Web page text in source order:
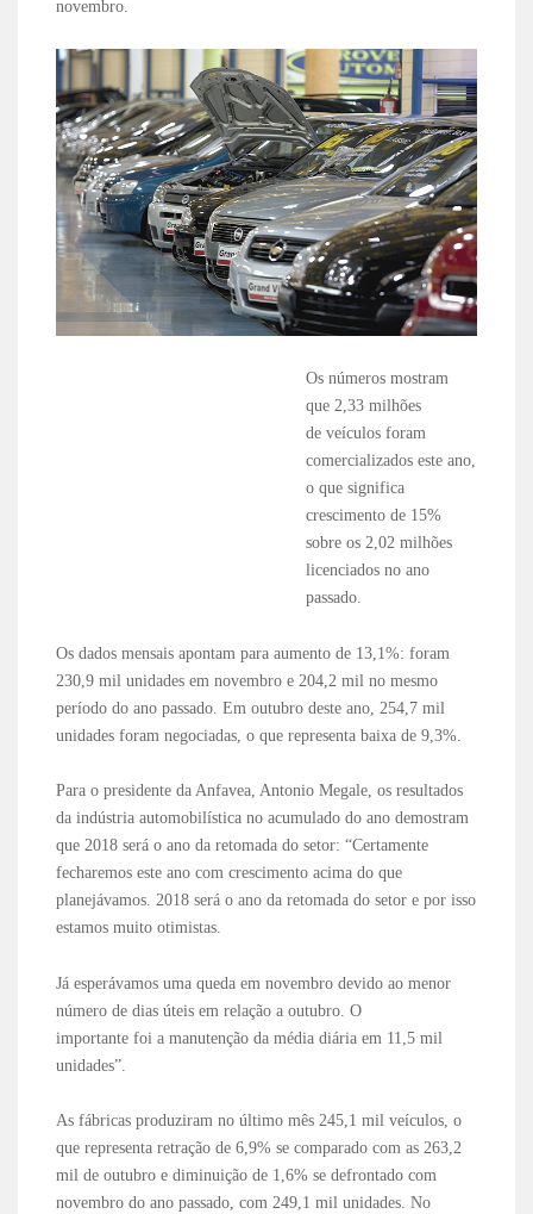
novembro.
Os números mostram
que 2,33 milhões
de veículos foram
comercializados este ano,
o que significa
crescimento de 15%
sobre os 2,02 milhões
licenciados no ano
passado.
Os dados mensais apontam para aumento de 13,1%: foram
230,9 mil unidades em novembro e 204,2 mil no mesmo
período do ano passado. Em outubro deste ano, 254,7 mil
unidades foram negociadas, o que representa baixa de 9,3%.
Para o presidente da Anfavea, Antonio Megale, os resultados
da indústria automobilística no acumulado do ano demostram
que 2018 será o ano da retomada do setor: “Certamente
fecharemos este ano com crescimento acima do que
planejávamos. 2018 será o ano da retomada do setor e por isso
estamos muito otimistas.
Já esperávamos uma queda em novembro devido ao menor
número de dias úteis em relação a outubro. O
importante foi a manutenção da média diária em 11,5 mil
unidades”.
As fábricas produziram no último mês 245,1 mil veículos, o
que representa retração de 6,9% se comparado com as 263,2
mil de outubro e diminuição de 1,6% se defrontado com
novembro do ano passado, com 249,1 mil unidades. No